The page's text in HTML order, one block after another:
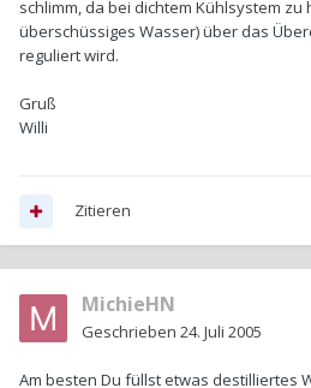
schlimm, da bei dichtem Kühlsystem
überschüssiges Wasser) über das
reguliert wird.
Gruß
Willi
Zitieren
MichieHN
Geschrieben 24. Juli 2005
Am besten Du füllst etwas destilliertes